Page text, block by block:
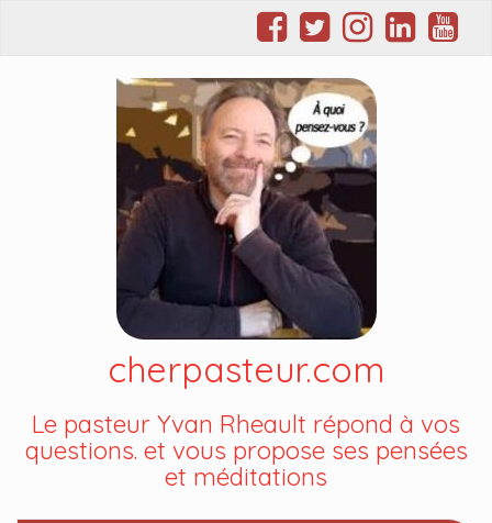
cherpasteur.com
Le pasteur Yvan Rheault répond à vos
questions. et vous propose ses pensées
et méditations